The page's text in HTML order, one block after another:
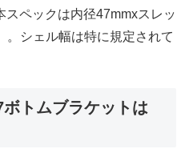
ペックは内径47mmxスレッ
。シェル幅は特に規定されて
トムブラケットは